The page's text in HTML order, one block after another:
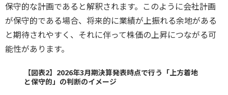
保守的な計画であると解釈されます。このように会社計画
が保守的である場合、将来的に業績が上振れる余地がある
と期待されやすく、それに伴って株価の上昇につながる可
能性があります。
【図表2】2026年3月期決算発表時点で行う「上方着地
と保守的」の判断のイメージ